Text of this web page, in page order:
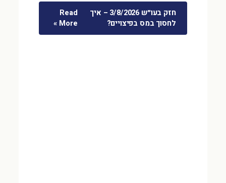
חזק בעו״ש 3/8/2026 – איך
לחסוך במס בפיצויים?
Read
More »